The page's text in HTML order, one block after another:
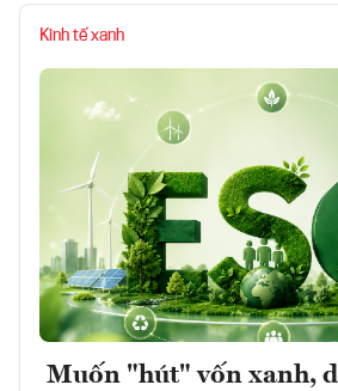
Kinh tế xanh
Muốn "hút" vốn xanh,